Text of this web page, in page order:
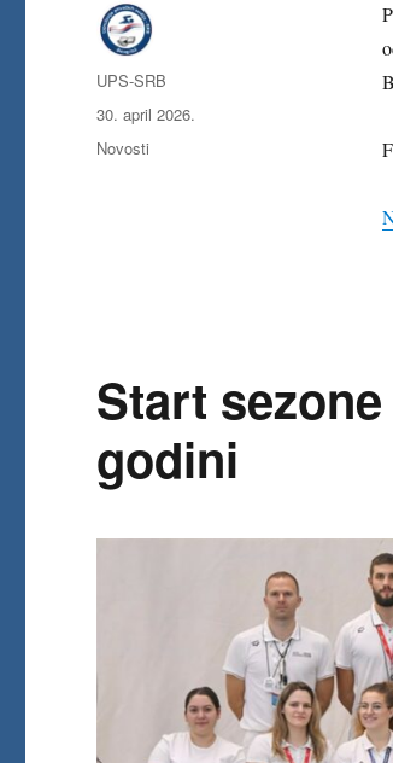
Autor
UPS-SRB
Objavljeno
30. april 2026.
Kategorije
Novosti
Start
godini